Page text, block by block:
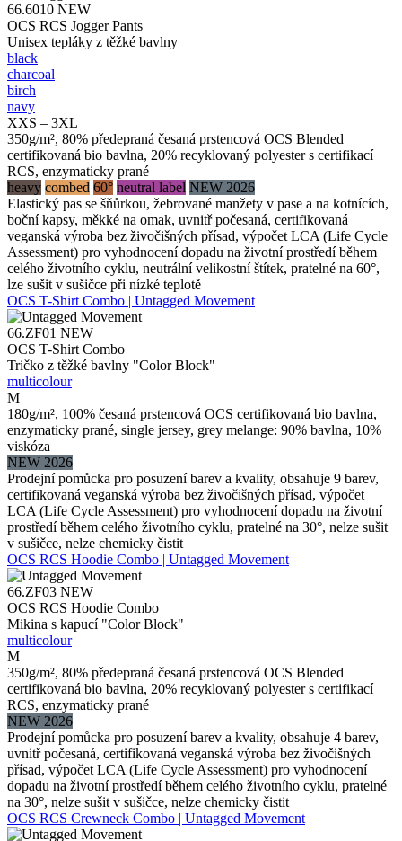
66.6010 NEW
OCS RCS Jogger Pants
Unisex tepláky z těžké bavlny
black
charcoal
birch
navy
XXS – 3XL
350g/m², 80% předepraná česaná prstencová OCS Blended
certifikovaná bio bavlna, 20% recyklovaný polyester s certifikací
RCS, enzymaticky prané
heavy combed 60° neutral label NEW 2026
Elastický pas se šňůrkou, žebrované manžety v pase a na kotnících,
boční kapsy, měkké na omak, uvnitř počesaná, certifikovaná
veganská výroba bez živočišných přísad, výpočet LCA (Life Cycle
Assessment) pro vyhodnocení dopadu na životní prostředí během
celého životního cyklu, neutrální velikostní štítek, pratelné na 60°,
lze sušit v sušičce při nízké teplotě
OCS T-Shirt Combo | Untagged Movement
66.ZF01 NEW
OCS T-Shirt Combo
Tričko z těžké bavlny "Color Block"
multicolour
M
180g/m², 100% česaná prstencová OCS certifikovaná bio bavlna,
enzymaticky prané, single jersey, grey melange: 90% bavlna, 10%
viskóza
NEW 2026
Prodejní pomůcka pro posuzení barev a kvality, obsahuje 9 barev,
certifikovaná veganská výroba bez živočišných přísad, výpočet
LCA (Life Cycle Assessment) pro vyhodnocení dopadu na životní
prostředí během celého životního cyklu, pratelné na 30°, nelze sušit
v sušičce, nelze chemicky čistit
OCS RCS Hoodie Combo | Untagged Movement
66.ZF03 NEW
OCS RCS Hoodie Combo
Mikina s kapucí "Color Block"
multicolour
M
350g/m², 80% předepraná česaná prstencová OCS Blended
certifikovaná bio bavlna, 20% recyklovaný polyester s certifikací
RCS, enzymaticky prané
NEW 2026
Prodejní pomůcka pro posuzení barev a kvality, obsahuje 4 barev,
uvnitř počesaná, certifikovaná veganská výroba bez živočišných
přísad, výpočet LCA (Life Cycle Assessment) pro vyhodnocení
dopadu na životní prostředí během celého životního cyklu, pratelné
na 30°, nelze sušit v sušičce, nelze chemicky čistit
OCS RCS Crewneck Combo | Untagged Movement